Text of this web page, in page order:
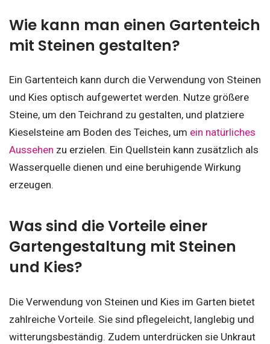
Wie kann man einen Gartenteich
mit Steinen gestalten?
Ein Gartenteich kann durch die Verwendung von Steinen
und Kies optisch aufgewertet werden. Nutze größere
Steine, um den Teichrand zu gestalten, und platziere
Kieselsteine am Boden des Teiches, um ein natürliches
Aussehen zu erzielen. Ein Quellstein kann zusätzlich als
Wasserquelle dienen und eine beruhigende Wirkung
erzeugen.
Was sind die Vorteile einer
Gartengestaltung mit Steinen
und Kies?
Die Verwendung von Steinen und Kies im Garten bietet
zahlreiche Vorteile. Sie sind pflegeleicht, langlebig und
witterungsbeständig. Zudem unterdrücken sie Unkraut